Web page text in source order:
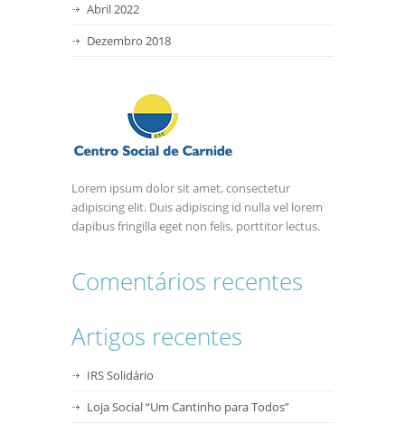
Abril 2022
Dezembro 2018
Lorem ipsum dolor sit amet, consectetur
adipiscing elit. Duis adipiscing id nulla vel lorem
dapibus fringilla eget non felis, porttitor lectus.
Comentários recentes
Artigos recentes
IRS Solidário
Loja Social “Um Cantinho para Todos”